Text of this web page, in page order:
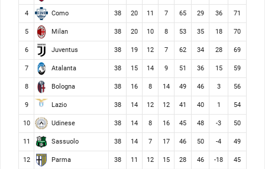
4 Como 38 20 11 7 65 29 36 71
5 Milan 38 20 10 8 53 35 18 70
6 Juventus 38 19 12 7 62 34 28 69
7 Atalanta 38 15 14 9 51 36 15 59
8 Bologna 38 16 8 14 49 46 3 56
9 Lazio 38 14 12 12 41 40 1 54
10 Udinese 38 14 8 16 45 48 -3 50
11 Sassuolo 38 14 7 17 46 50 -4 49
12 Parma 38 11 12 15 28 46 -18 45